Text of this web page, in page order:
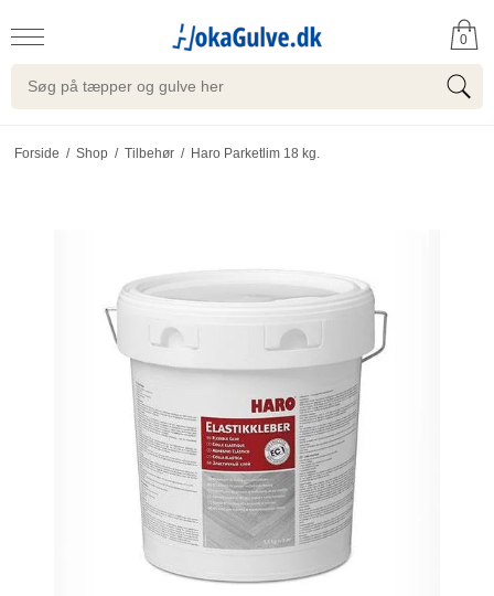
0
Forside / Shop / Tilbehør / Haro Parketlim 18 kg.